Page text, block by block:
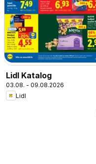
Lidl Katalog
03.08. - 09.08.2026
Lidl